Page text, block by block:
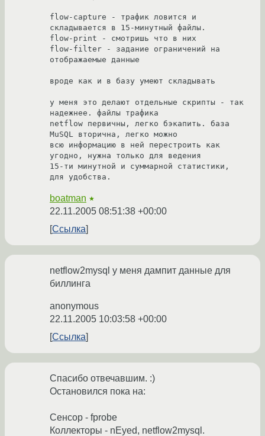
flow-capture - трафик ловится и
складывается в 15-минутный файлы.
flow-print - смотришь что в них
flow-filter - задание ограничений на
отображаемые данные
вроде как и в базу умеют складывать
у меня это делают отдельные скрипты - так
надежнее. файлы трафика
netflow первичны, легко бэкапить. база
MuSQL вторична, легко можно
всю информацию в ней перестроить как
угодно, нужна только для ведения
15-ти минутной и суммарной статистики,
для удобства.
boatman ★
22.11.2005 08:51:38 +00:00
Ссылка
netflow2mysql у меня дампит данные для
биллинга
anonymous
22.11.2005 10:03:58 +00:00
Ссылка
Спасибо отвечавшим. :)
Остановился пока на:
Сенсор - fprobe
Коллекторы - nEyed, netflow2mysql.